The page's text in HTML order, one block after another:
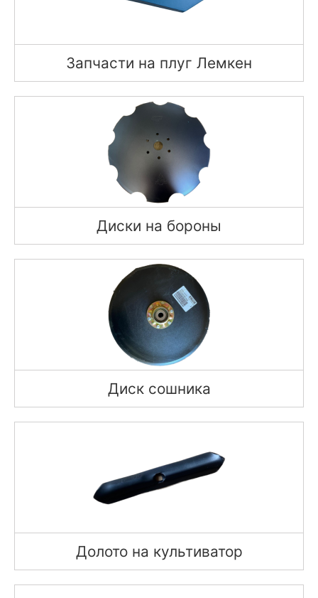
Запчасти на плуг Лемкен
Диски на бороны
Диск сошника
Долото на культиватор